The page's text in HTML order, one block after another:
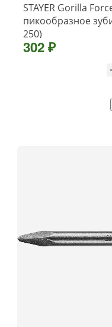
STAYER Gorilla
пикообразное
250)
302 ₽